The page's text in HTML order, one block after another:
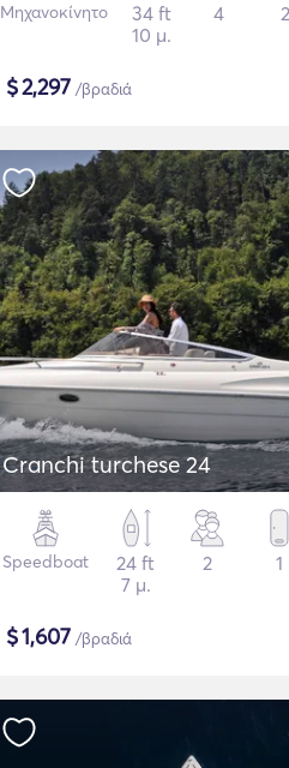
Μηχανοκίνητο
34 ft
10 μ.
4 2
$2,297 /βραδιά
Cranchi turchese 24
Speedboat
24 ft
7 μ.
2 1
$1,607 /βραδιά